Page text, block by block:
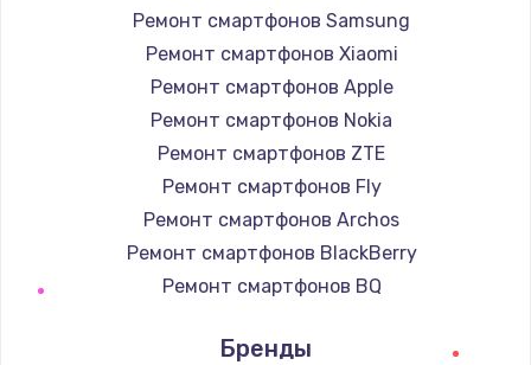
Ремонт смартфонов Samsung
Ремонт смартфонов Xiaomi
Ремонт смартфонов Apple
Ремонт смартфонов Nokia
Ремонт смартфонов ZTE
Ремонт смартфонов Fly
Ремонт смартфонов Archos
Ремонт смартфонов BlackBerry
Ремонт смартфонов BQ
Ремонт смартфонов Digma
Бренды